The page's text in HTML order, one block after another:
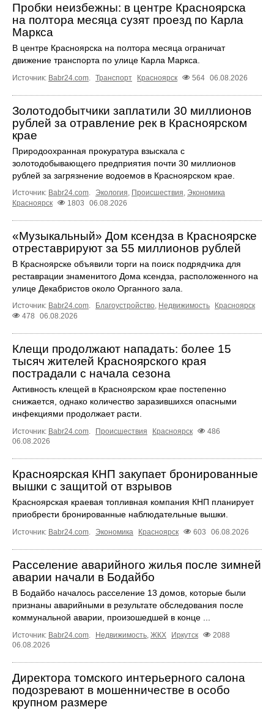
Пробки неизбежны: в центре Красноярска
на полтора месяца сузят проезд по Карла
Маркса
В центре Красноярска на полтора месяца ограничат
движение транспорта по улице Карла Маркса.
Источник: Babr24.com. Транспорт Красноярск 564 06.08.2026
Золотодобытчики заплатили 30 миллионов
рублей за отравление рек в Красноярском
крае
Природоохранная прокуратура взыскала с
золотодобывающего предприятия почти 30 миллионов
рублей за загрязнение водоемов в Красноярском крае.
Источник: Babr24.com. Экология, Происшествия, Экономика
Красноярск
1803 06.08.2026
«Музыкальный» Дом ксендза в Красноярске
отреставрируют за 55 миллионов рублей
В Красноярске объявили торги на поиск подрядчика для
реставрации знаменитого Дома ксендза, расположенного на
улице Декабристов около Органного зала.
Источник: Babr24.com. Благоустройство, Недвижимость
Красноярск
478
06.08.2026
Клещи продолжают нападать: более 15
тысяч жителей Красноярского края
пострадали с начала сезона
Активность клещей в Красноярском крае постепенно
снижается, однако количество заразившихся опасными
инфекциями продолжает расти.
Источник: Babr24.com. Происшествия Красноярск
486
06.08.2026
Красноярская КНП закупает бронированные
вышки с защитой от взрывов
Красноярская краевая топливная компания КНП планирует
приобрести бронированные наблюдательные вышки.
Источник: Babr24.com. Экономика Красноярск 603 06.08.2026
Расселение аварийного жилья после зимней
аварии начали в Бодайбо
В Бодайбо началось расселение 13 домов, которые были
признаны аварийными в результате обследования после
коммунальной аварии, произошедшей в конце ...
Источник: Babr24.com. Недвижимость, ЖКХ Иркутск
2088
06.08.2026
Директора томского интерьерного салона
подозревают в мошенничестве в особо
крупном размере